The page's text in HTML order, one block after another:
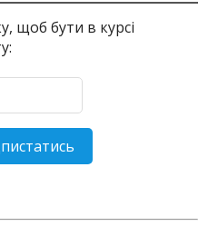
щоб бути в курсі